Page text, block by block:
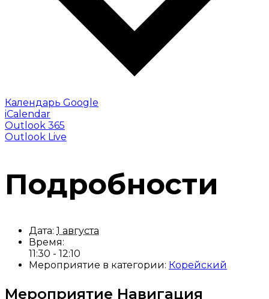
Календарь Google
iCalendar
Outlook 365
Outlook Live
Подробности
Дата: 1 августа
Время:
11:30 - 12:10
Мероприятие в категории: Корейский
Мероприятие Навигация